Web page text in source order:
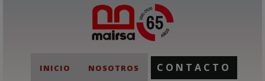
INICIO NOSOTROS CONTACTO